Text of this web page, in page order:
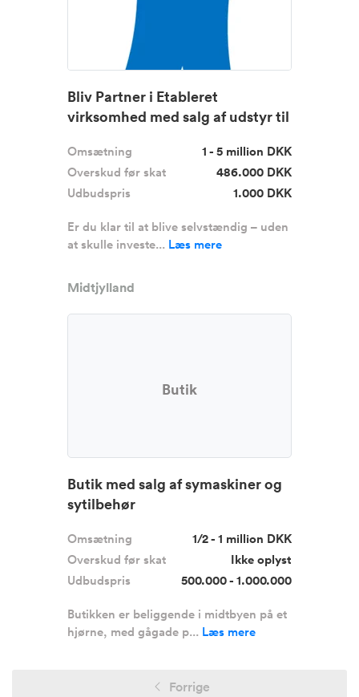
Bliv Partner i Etableret
virksomhed med salg af udstyr til
Omsætning
1 - 5 million DKK
Overskud før skat
486.000 DKK
Udbudspris
1.000 DKK
Er du klar til at blive selvstændig – uden
at skulle investe... Læs mere
Midtjylland
Butik
Butik med salg af symaskiner og
sytilbehør
Omsætning
1/2 - 1 million DKK
Overskud før skat
Ikke oplyst
Udbudspris
500.000 - 1.000.000
Butikken er beliggende i midtbyen på et
hjørne, med gågade p... Læs mere
Forrige